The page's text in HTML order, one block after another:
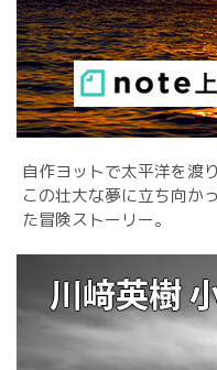
自作ヨットで太平洋を渡
この壮大な夢に立ち向か
た冒険ストーリー。